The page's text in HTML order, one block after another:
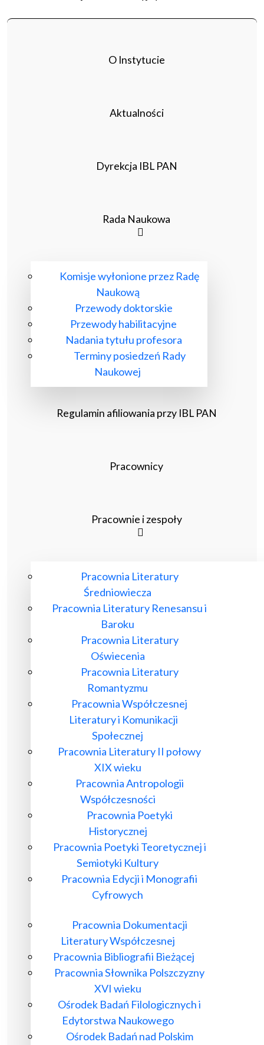
O Instytucie
Aktualności
Dyrekcja IBL PAN
Rada Naukowa
Komisje wyłonione przez Radę
Naukową
Przewody doktorskie
Przewody habilitacyjne
Nadania tytułu profesora
Terminy posiedzeń Rady
Naukowej
Regulamin afiliowania przy IBL PAN
Pracownicy
Pracownie i zespoły
Pracownia Literatury
Średniowiecza
Pracownia Literatury Renesansu i
Baroku
Pracownia Literatury
Oświecenia
Pracownia Literatury
Romantyzmu
Pracownia Współczesnej
Literatury i Komunikacji
Społecznej
Pracownia Literatury II połowy
XIX wieku
Pracownia Antropologii
Współczesności
Pracownia Poetyki
Historycznej
Pracownia Poetyki Teoretycznej i
Semiotyki Kultury
Pracownia Edycji i Monografii
Cyfrowych
Pracownia Dokumentacji
Literatury Współczesnej
Pracownia Bibliografii Bieżącej
Pracownia Słownika Polszczyzny
XVI wieku
Ośrodek Badań Filologicznych i
Edytorstwa Naukowego
Ośrodek Badań nad Polskim